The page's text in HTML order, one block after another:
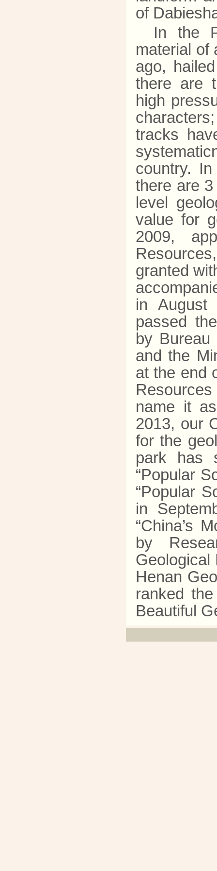
of
In the
material of
ago,
there are
high
tracks
country.
there are
level
value for
2009,
granted
in August
passed
by
and the
at the end
name it
2013, our
for the
park has
“Popular
“Popular
in
“China’s
by
Geological
Henan
ranked
Beautiful